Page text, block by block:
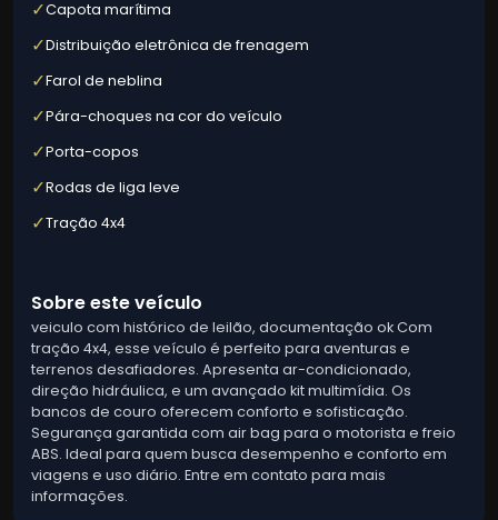
✓Capota marítima
✓Distribuição eletrônica de frenagem
✓Farol de neblina
✓Pára-choques na cor do veículo
✓Porta-copos
✓Rodas de liga leve
✓Tração 4x4
Sobre este veículo
veiculo com histórico de leilão, documentação ok Com
tração 4x4, esse veículo é perfeito para aventuras e
terrenos desafiadores. Apresenta ar-condicionado,
direção hidráulica, e um avançado kit multimídia. Os
bancos de couro oferecem conforto e sofisticação.
Segurança garantida com air bag para o motorista e freio
ABS. Ideal para quem busca desempenho e conforto em
viagens e uso diário. Entre em contato para mais
informações.